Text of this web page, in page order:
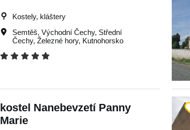
Kostely, kláštery
Semtěš,Východní Čechy, Střední
Čechy,Železné hory, Kutnohorsko
kostel Nanebevzetí Panny
Marie